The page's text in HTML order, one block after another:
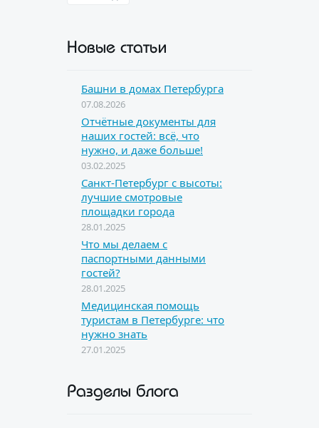
Новые статьи
Башни в домах Петербурга
07.08.2026
Отчётные документы для
наших гостей: всё, что
нужно, и даже больше!
03.02.2025
Санкт-Петербург с высоты:
лучшие смотровые
площадки города
28.01.2025
Что мы делаем с
паспортными данными
гостей?
28.01.2025
Медицинская помощь
туристам в Петербурге: что
нужно знать
27.01.2025
Разделы блога